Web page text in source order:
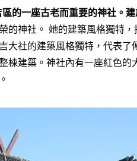
的一座古老而重要的神社。
的神社。 她的建築風格獨特
大社的建築風格獨特，代表了
棟建築。神社內有一座紅色